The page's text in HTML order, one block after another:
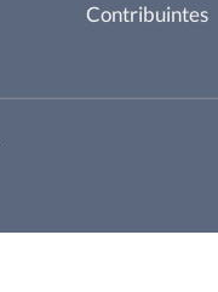
Contribuintes